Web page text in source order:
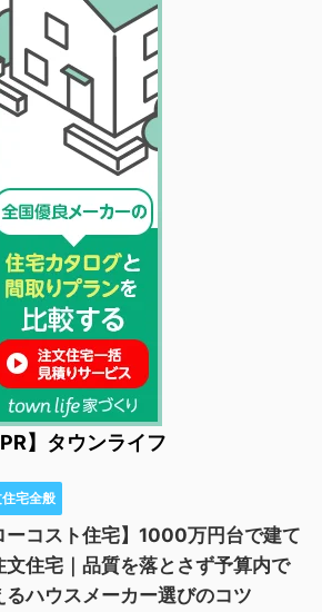
PR】タウンライフ
宅全般
ーコスト住宅】1000万円台で建て
文住宅｜品質を落とさず予算内で
るハウスメーカー選びのコツ